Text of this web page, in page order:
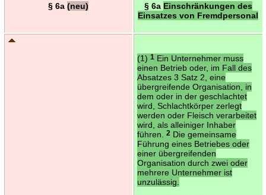
§ 6a (neu) § 6a Einschränkungen des
Einsatzes von Fremdpersonal
(1) 1Ein Unternehmer muss
einen Betrieb oder, im Fall des
Absatzes 3 Satz 2, eine
übergreifende Organisation, in
dem oder in der geschlachtet
wird, Schlachtkörper zerlegt
werden oder Fleisch verarbeitet
wird, als alleiniger Inhaber
führen.
2Die gemeinsame
Führung eines Betriebes oder
einer übergreifenden
Organisation durch zwei oder
mehrere Unternehmer ist
unzulässig.